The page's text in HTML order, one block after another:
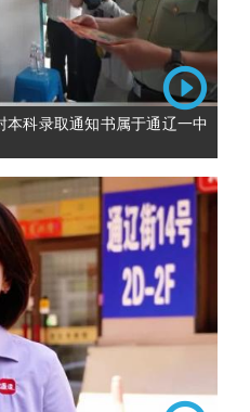
本科录取通知书属于通辽一中